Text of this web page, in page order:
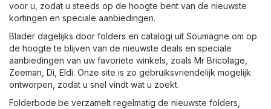
voor u, zodat u steeds op de hoogte bent van de nieuwste
kortingen en speciale aanbiedingen.
Blader dagelijks door folders en catalogi uit Soumagne om op
de hoogte te blijven van de nieuwste deals en speciale
aanbiedingen van uw favoriete winkels, zoals Mr Bricolage
Zeeman Di Eldi. Onze site is zo gebruiksvriendelijk mogelijk
ontworpen, zodat u snel vindt wat u zoekt.
Folderbode.be verzamelt regelmatig de nieuwste folders,